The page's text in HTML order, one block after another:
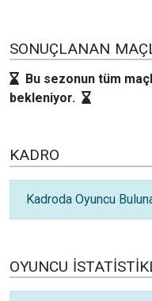
SONUÇLANAN
Bu sezonun tüm
bekleniyor.
KADRO
Kadroda Oyuncu
OYUNCU